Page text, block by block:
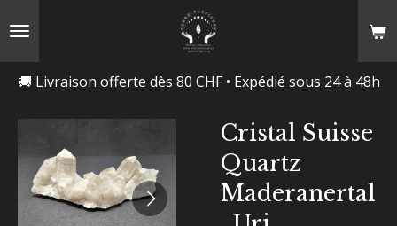
🚚 Livraison offerte dès 80 CHF • Expédié sous 24 à 48h
Cristal Suisse
Quartz
Maderanertal